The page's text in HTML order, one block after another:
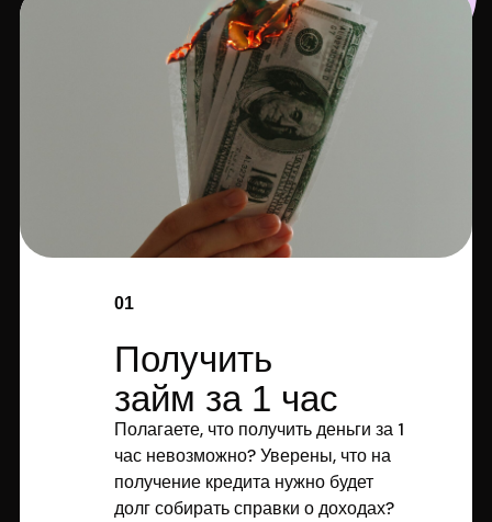
01
Получить
займ за 1 час
Полагаете, что получить деньги за 1
час невозможно? Уверены, что на
получение кредита нужно будет
долг собирать справки о доходах?